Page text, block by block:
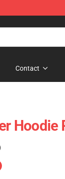
Contact
Hoodie